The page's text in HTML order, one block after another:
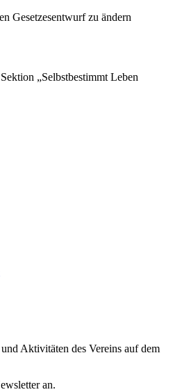
Gesetzesentwurf zu ändern
„Selbstbestimmt Leben
Aktivitäten des Vereins auf dem
an.